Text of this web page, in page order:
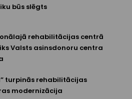
būs slēgts
rehabilitācijas centrā
Valsts asinsdonoru centra
turpinās rehabilitācijas
modernizācija